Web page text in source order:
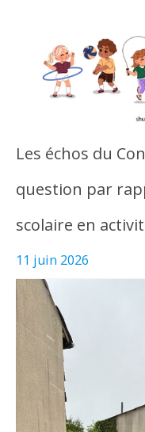
Les échos du
question par
scolaire en
11 juin 2026